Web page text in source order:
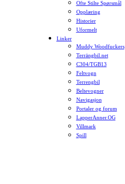
Ofte Stilte Spørsmål
Opplæring
Historier
Uformelt
Linker
Muddy Woodfuckers
Terrängbil.net
C304/TGB13
Feltvogn
Terrengbil
Beltevogner
Navigasjon
Portaler og forum
LapperAnner.OG
Villmark
Spill